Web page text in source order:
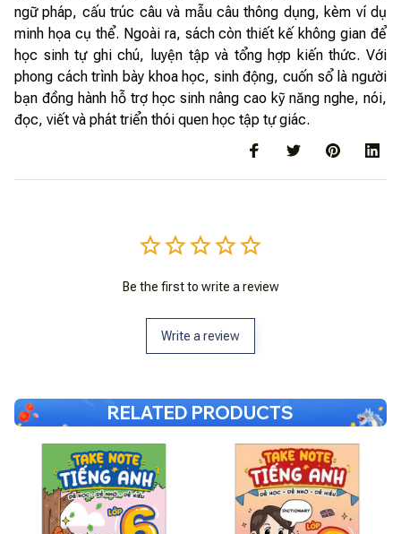
ngữ pháp, cấu trúc câu và mẫu câu thông dụng, kèm ví dụ
minh họa cụ thể. Ngoài ra, sách còn thiết kế không gian để
học sinh tự ghi chú, luyện tập và tổng hợp kiến thức. Với
phong cách trình bày khoa học, sinh động, cuốn sổ là người
bạn đồng hành hỗ trợ học sinh nâng cao kỹ năng nghe, nói,
đọc, viết và phát triển thói quen học tập tự giác.
Be the first to write a review
Write a review
RELATED PRODUCTS